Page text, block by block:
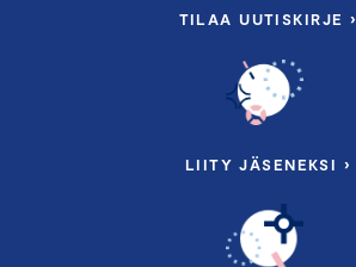
TILAA UUTISKIRJE ›
LIITY JÄSENEKSI ›